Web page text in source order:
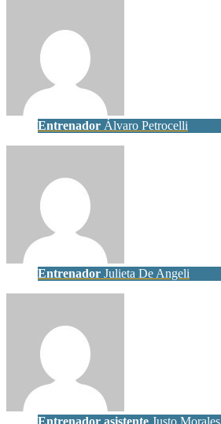
Entrenador Álvaro Petrocelli
Entrenador Julieta De Angeli
Entrenador asistente Justo Morales